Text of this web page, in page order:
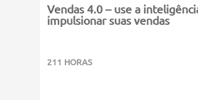
Vendas 4.0 – use a
impulsionar suas vendas
211 HORAS